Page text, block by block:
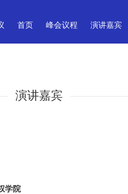
首页 峰会议程 演讲嘉宾
演讲嘉宾
学院